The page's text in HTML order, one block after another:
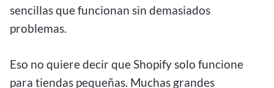
sencillas que funcionan sin demasiados
problemas.
Eso no quiere decir que Shopify solo funcione
para tiendas pequeñas. Muchas grandes